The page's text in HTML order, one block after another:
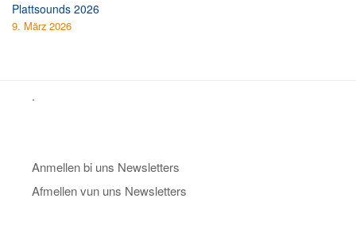
Plattsounds 2026
9. März 2026
.
Anmellen bi uns Newsletters
Afmellen vun uns Newsletters